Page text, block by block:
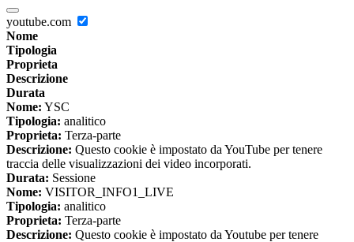
youtube.com
Nome
Tipologia
Proprieta
Descrizione
Durata
Nome: YSC
Tipologia: analitico
Proprieta: Terza-parte
Descrizione: Questo cookie è impostato da YouTube per tenere
traccia delle visualizzazioni dei video incorporati.
Durata: Sessione
Nome: VISITOR_INFO1_LIVE
Tipologia: analitico
Proprieta: Terza-parte
Descrizione: Questo cookie è impostato da Youtube per tenere